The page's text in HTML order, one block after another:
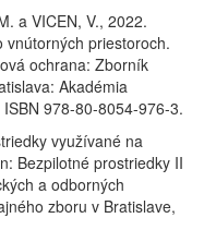
a VICEN, V., 2022.
vnútorných priestoroch.
ochrana: Zborník
Akadémia
978-80-8054-976-3.
využívané na
Bezpilotné prostriedky II
a odborných
zboru v Bratislave,